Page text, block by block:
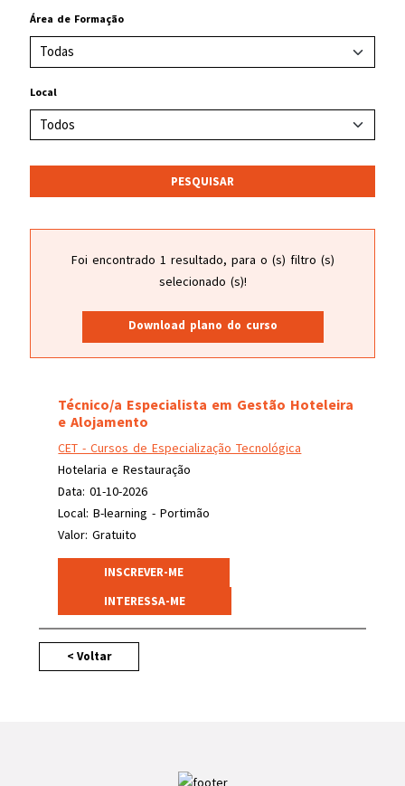
Área de Formação
Local
PESQUISAR
Foi encontrado 1 resultado, para o (s) filtro (s)
selecionado (s)!
Download plano do curso
Técnico/a Especialista em Gestão Hoteleira
e Alojamento
CET - Cursos de Especialização Tecnológica
Hotelaria e Restauração
Data: 01-10-2026
Local: B-learning - Portimão
Valor: Gratuito
INSCREVER-ME
INTERESSA-ME
< Voltar